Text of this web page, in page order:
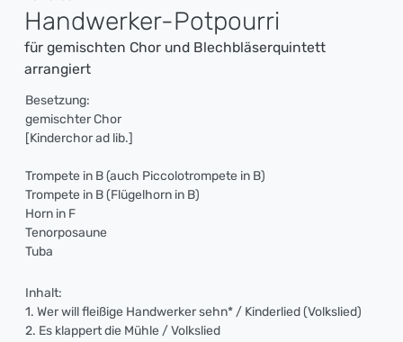
Handwerker-Potpourri
für gemischten Chor und Blechbläserquintett
arrangiert
Besetzung:
gemischter Chor
[Kinderchor ad lib.]
Trompete in B (auch Piccolotrompete in B)
Trompete in B (Flügelhorn in B)
Horn in F
Tenorposaune
Tuba
Inhalt:
1. Wer will fleißige Handwerker sehn* / Kinderlied (Volkslied)
2. Es klappert die Mühle / Volkslied